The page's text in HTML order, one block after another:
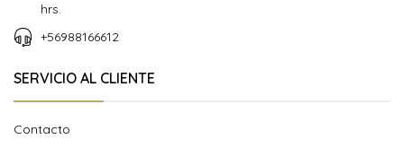
hrs.
+56988166612
SERVICIO AL CLIENTE
Contacto